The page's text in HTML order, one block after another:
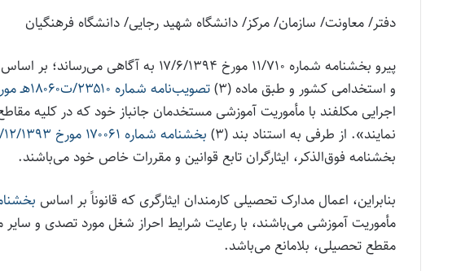
دفتر/ معاونت/ سازمان/ مرکز/ دانشگاه شهید رجایی/ دانشگاه فرهنگیان
و استخدامی کشور و طبق ماده (۳)
تصویب‌نامه شماره ۲۳۵۱۰/ت۱۸۰۶۰هـ مورخ ۱۰/۸/۱۳۷۸ هیأت محترم وزیران
اجرایی مکلفند با مأموریت آموزشی مستخدمان جانباز خود که در کلیه
نمایند». از طرفی به استناد بند (۳)
بخشنامه شماره ۱۷۰۰۶۱ مورخ ۲۴/۱۲/۱۳۹۳ سازمان مدیریت و برنامه‌ریزی کشور
بخشنامه فوق‌الذکر، ایثارگران تابع قوانین و مقررات خاص خود می‌باشند.
بنابراین، اعمال مدارک تحصیلی کارمندان ایثارگری که قانوناً بر اساس بخشنامه
مأموریت آموزشی می‌باشند، با رعایت شرایط احراز شغل مورد تصدی و
مقطع تحصیلی، بلامانع می‌باشد.